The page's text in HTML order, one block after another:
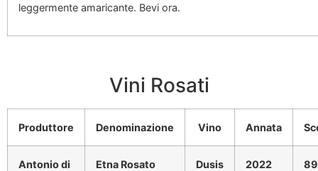
leggermente amaricante. Bevi ora.
Vini Rosati
Produttore Denominazione Vino Annata
Antonio di
Etna Rosato Dusis 2022 89